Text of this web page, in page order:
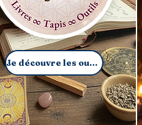
Je découvre les outils